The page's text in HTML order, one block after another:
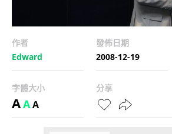
作者
Edward
發佈日期
2008-12-19
字體大小
AAA
分享